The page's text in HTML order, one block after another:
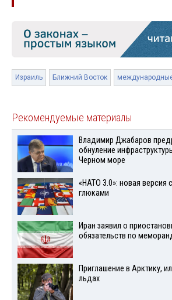
Израиль Ближний Восток
Рекомендуемые материалы
Владимир Джабаров
обнуление
Черном море
«НАТО 3.0»: новая версия
глюками
Иран заявил о
обязательств по
Приглашение в Арктику,
льдах